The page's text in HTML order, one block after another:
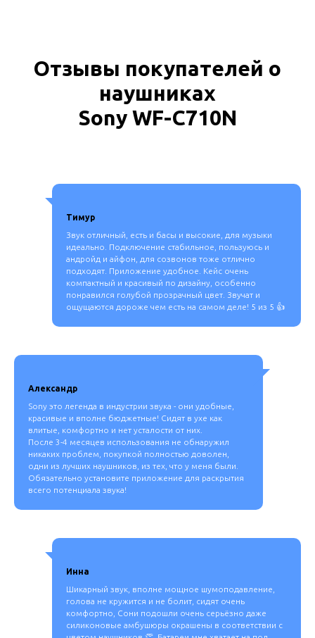
Отзывы покупателей о
наушниках
Sony WF-C710N
Тимур
Звук отличный, есть и басы и высокие, для музыки
идеально. Подключение стабильное, пользуюсь и
андройд и айфон, для созвонов тоже отлично
подходят. Приложение удобное. Кейс очень
компактный и красивый по дизайну, особенно
понравился голубой прозрачный цвет. Звучат и
ощущаются дороже чем есть на самом деле! 5 из 5 👍
Александр
Sony это легенда в индустрии звука - они удобные,
красивые и вполне бюджетные! Сидят в ухе как
влитые, комфортно и нет усталости от них.
После 3-4 месяцев использования не обнаружил
никаких проблем, покупкой полностью доволен,
одни из лучших наушников, из тех, что у меня были.
Обязательно установите приложение для раскрытия
всего потенциала звука!
Инна
Шикарный звук, вполне мощное шумоподавление,
голова не кружится и не болит, сидят очень
комфортно, Сони подошли очень серьёзно даже
силиконовые амбушюры окрашены в соответствии с